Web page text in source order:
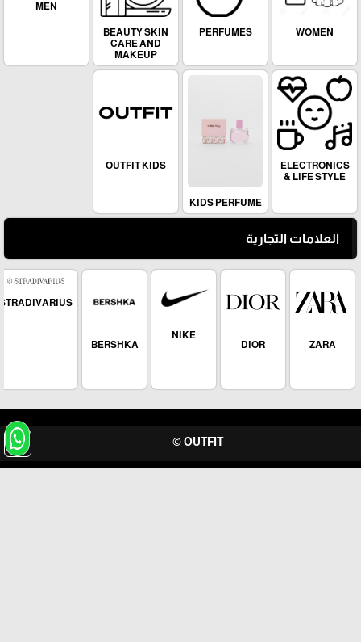
WOMEN
PERFUMES
BEAUTY SKIN
CARE AND
MAKEUP
MEN
ELECTRONICS
& LIFE STYLE
KIDS PERFUME
OUTFIT KIDS
العلامات التجارية
ZARA
DIOR
NIKE
BERSHKA
STRADIVARIUS
OUTFIT ©
arrow_upward